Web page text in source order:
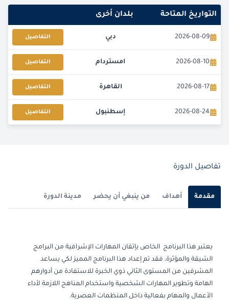
التواريخ المتاحة بلدان أخرى
2026-08-09 دبي التفاصيل
2026-08-10 امستردام التفاصيل
2026-08-17 القاهرة التفاصيل
2026-08-24 إسطنبول التفاصيل
2026-09-07
2026-09-07
2026-09-20 دبي التفاصيل
2026-09-21 القاهرة التفاصيل
تفاصيل الدورة
مقدمة أهداف من ينبغي أن يحضر مدينة الدورة
يعتبر هذا البرنامج الخاص بإتقان المهارات الإشرافية من البرامج
الشيقة والمؤثرة، فقد تم إعداد هذا البرنامج المميز لكي يساعد
المشرفين من المستوى الثاني ذوي الخبرة للاستفادة من أدوارهم
الهامة وتطوير المهارات الشخصية واستخدام المناهج اللازمة لأداء
الأعمال والمهام بفعالية داخل المنظمات العصرية.